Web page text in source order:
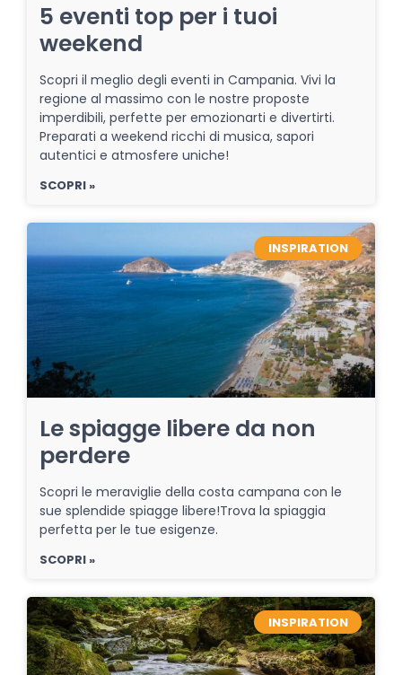
5 eventi top per i tuoi
weekend
Scopri il meglio degli eventi in Campania. Vivi la
regione al massimo con le nostre proposte
imperdibili, perfette per emozionarti e divertirti.
Preparati a weekend ricchi di musica, sapori
autentici e atmosfere uniche!
SCOPRI »
INSPIRATION
Le spiagge libere da non
perdere
Scopri le meraviglie della costa campana con le
sue splendide spiagge libere!Trova la spiaggia
perfetta per le tue esigenze.
SCOPRI »
INSPIRATION